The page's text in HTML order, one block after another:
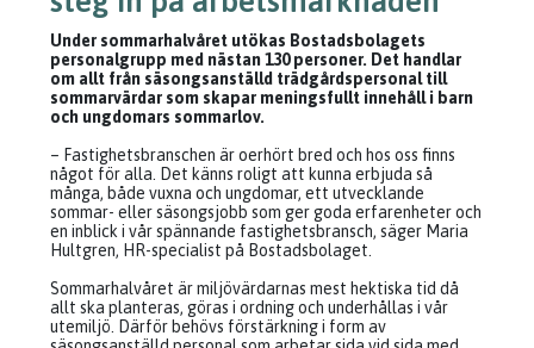
Under sommarhalvåret utökas Bostadsbolagets
personalgrupp med nästan 130 personer. Det handlar
om allt från säsongsanställd trädgårdspersonal till
sommarvärdar som skapar meningsfullt innehåll i barn
och ungdomars sommarlov.
– Fastighetsbranschen är oerhört bred och hos oss finns
något för alla. Det känns roligt att kunna erbjuda så
många, både vuxna och ungdomar, ett utvecklande
sommar- eller säsongsjobb som ger goda erfarenheter och
en inblick i vår spännande fastighetsbransch, säger Maria
Hultgren, HR-specialist på Bostadsbolaget.
Sommarhalvåret är miljövärdarnas mest hektiska tid då
allt ska planteras, göras i ordning och underhållas i vår
utemiljö. Därför behövs förstärkning i form av